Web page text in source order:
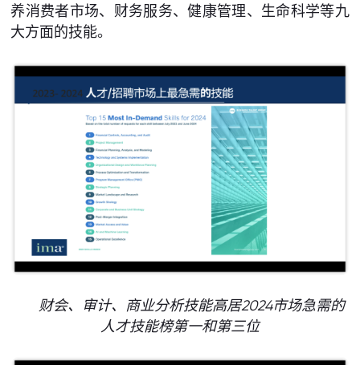
养消费者市场、财务服务、健康管理、生命科学等九
大方面的技能。
财会、审计、商业分析技能高居2024市场急需的
人才技能榜第一和第三位